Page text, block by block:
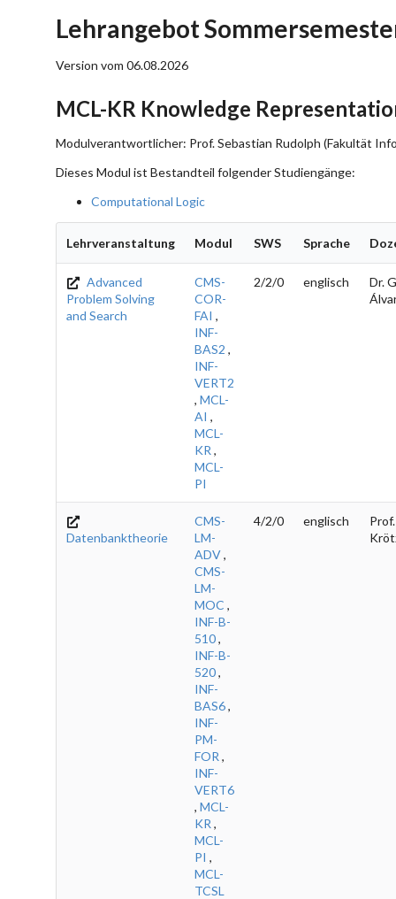
Lehrangebot
Version vom 06.08.2026
MCL-KR Knowledge
Modulverantwortlicher: Prof. Sebastian Rudolph (Fakultät
Dieses Modul ist Bestandteil folgender Studiengänge:
Computational Logic
Lehrveranstaltung Modul SWS Sprache
Advanced
Problem Solving
and Search
CMS-
COR-
FAI ,
INF-
BAS2 ,
INF-
VERT2
, MCL-
AI ,
MCL-
KR ,
MCL-
PI
2/2/0 englisch
Dr.
Datenbanktheorie
CMS-
LM-
ADV,
CMS-
LM-
MOC ,
INF-B-
510,
INF-B-
520,
INF-
BAS6,
INF-
PM-
FOR ,
INF-
VERT6
, MCL-
KR ,
MCL-
PI ,
MCL-
TCSL
4/2/0 englisch
Prof.